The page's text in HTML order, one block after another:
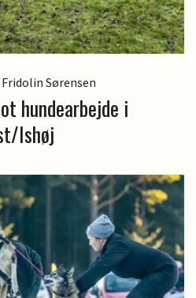
Sørensen
hundearbejde i
Ishøj